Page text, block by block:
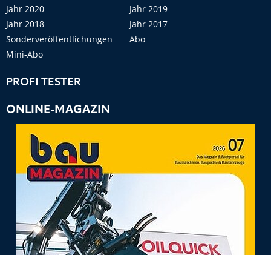
Jahr 2020
Jahr 2019
Jahr 2018
Jahr 2017
Sonderveröffentlichungen
Abo
Mini-Abo
PROFI TESTER
ONLINE-MAGAZIN